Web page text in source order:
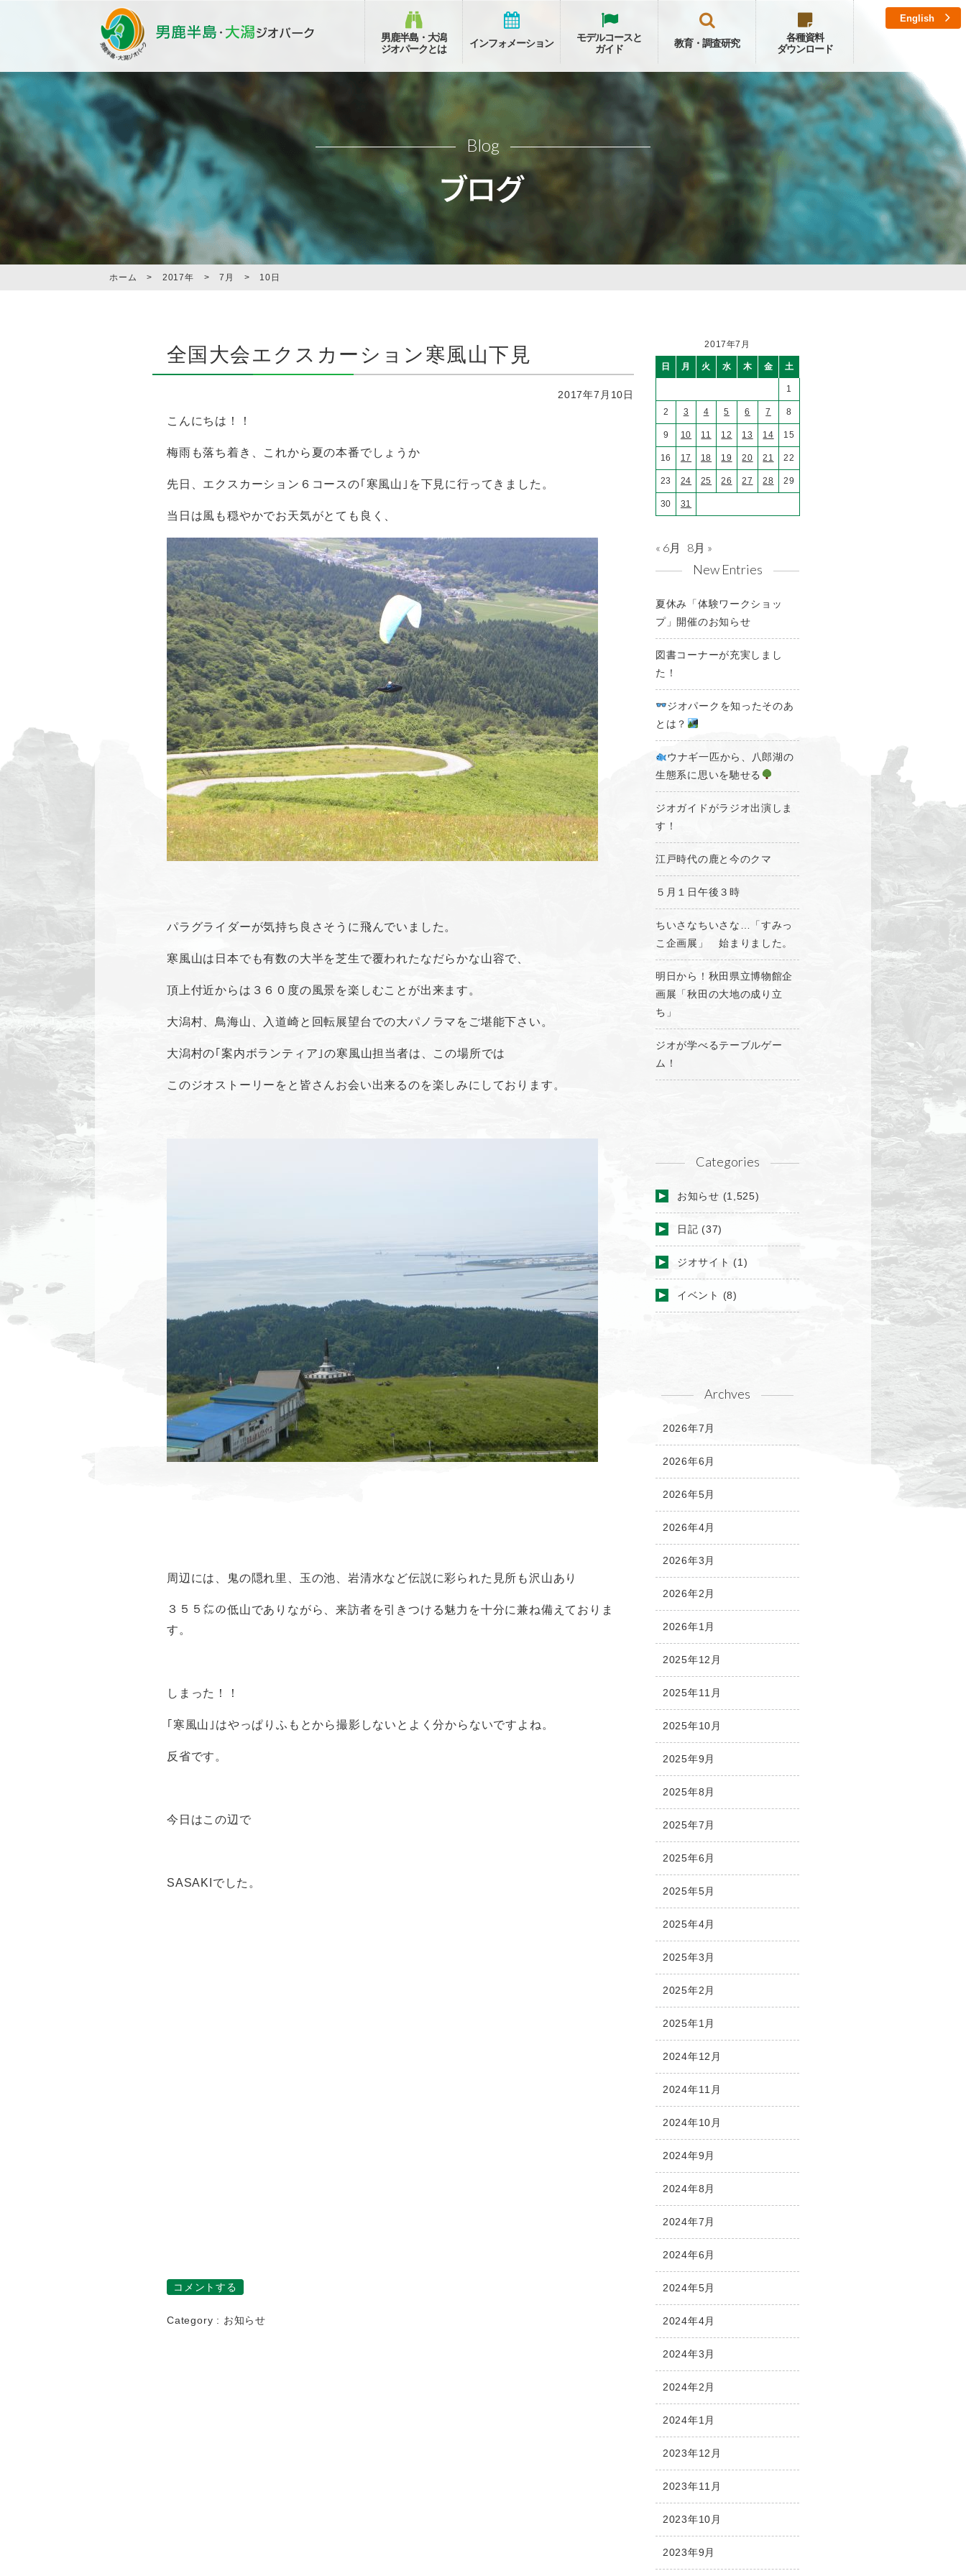
男鹿半島・大潟
ジオパークとは
インフォメーション
モデルコースと
ガイド
教育・調査研究
各種資料
ダウンロード
English
Blog
ホーム > 2017年 > 7月 > 10日
全国大会エクスカーション寒風山下見
2017年7月10日
こんにちは！！
梅雨も落ち着き、これから夏の本番でしょうか
先日、エクスカーション６コースの｢寒風山｣を下見に行ってきました。
当日は風も穏やかでお天気がとても良く、
パラグライダーが気持ち良さそうに飛んでいました。
寒風山は日本でも有数の大半を芝生で覆われたなだらかな山容で、
頂上付近からは３６０度の風景を楽しむことが出来ます。
大潟村、鳥海山、入道崎と回転展望台での大パノラマをご堪能下さい。
大潟村の｢案内ボランティア｣の寒風山担当者は、この場所では
このジオストーリーをと皆さんお会い出来るのを楽しみにしております。
周辺には、鬼の隠れ里、玉の池、岩清水など伝説に彩られた見所も沢山あり
３５５㍍の低山でありながら、来訪者を引きつける魅力を十分に兼ね備えておりま
す。
しまった！！
｢寒風山｣はやっぱりふもとから撮影しないとよく分からないですよね。
反省です。
今日はこの辺で
SASAKIでした。
コメントする
Category : お知らせ
2017年7月
日 月 火 水 木 金 土
1
2 3 4 5 6 7 8
9 10 11 12 13 14 15
16 17 18 19 20 21 22
23 24 25 26 27 28 29
30 31
« 6月 8月 »
New Entries
夏休み「体験ワークショッ
プ」開催のお知らせ
図書コーナーが充実しまし
た！
ジオパークを知ったそのあ
とは？
ウナギ一匹から、八郎湖の
生態系に思いを馳せる
ジオガイドがラジオ出演しま
す！
江戸時代の鹿と今のクマ
５月１日午後３時
ちいさなちいさな…「すみっ
こ企画展」 始まりました。
明日から！秋田県立博物館企
画展「秋田の大地の成り立
ち」
ジオが学べるテーブルゲー
ム！
Categories
お知らせ (1,525)
日記 (37)
ジオサイト (1)
イベント (8)
Archves
2026年7月
2026年6月
2026年5月
2026年4月
2026年3月
2026年2月
2026年1月
2025年12月
2025年11月
2025年10月
2025年9月
2025年8月
2025年7月
2025年6月
2025年5月
2025年4月
2025年3月
2025年2月
2025年1月
2024年12月
2024年11月
2024年10月
2024年9月
2024年8月
2024年7月
2024年6月
2024年5月
2024年4月
2024年3月
2024年2月
2024年1月
2023年12月
2023年11月
2023年10月
2023年9月